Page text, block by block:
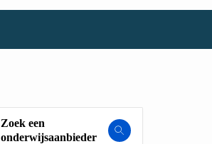
Zoek een
onderwijsaanbieder